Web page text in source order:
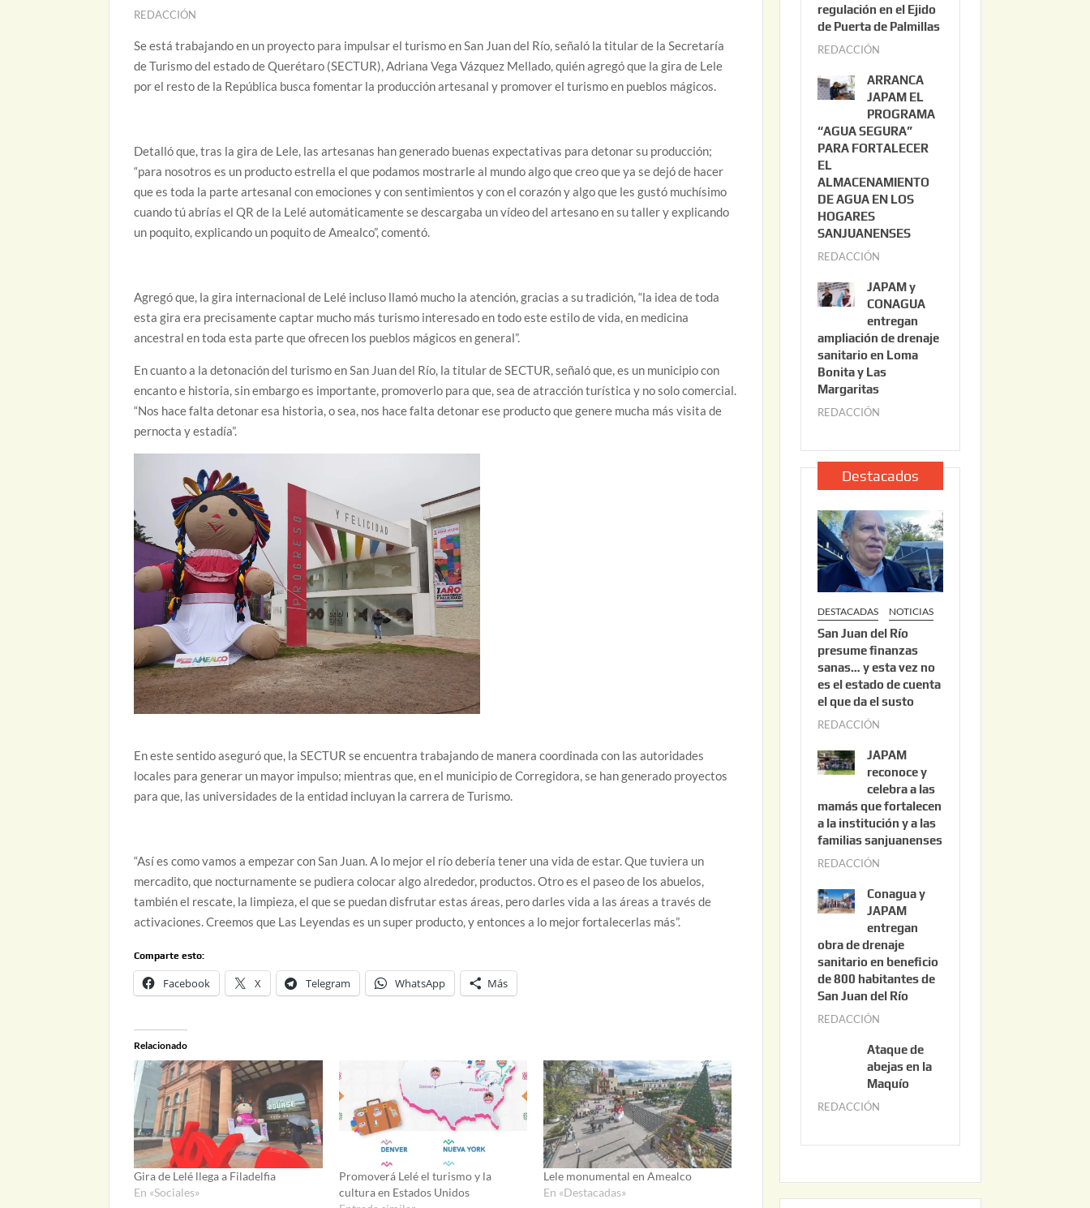
REDACCIÓN
Se está trabajando en un proyecto para impulsar el turismo en San Juan del Río, señaló la titular de la Secretaría
de Turismo del estado de Querétaro (SECTUR), Adriana Vega Vázquez Mellado, quién agregó que la gira de Lele
por el resto de la República busca fomentar la producción artesanal y promover el turismo en pueblos mágicos.
Detalló que, tras la gira de Lele, las artesanas han generado buenas expectativas para detonar su producción;
“para nosotros es un producto estrella el que podamos mostrarle al mundo algo que creo que ya se dejó de hacer
que es toda la parte artesanal con emociones y con sentimientos y con el corazón y algo que les gustó muchísimo
cuando tú abrías el QR de la Lelé automáticamente se descargaba un vídeo del artesano en su taller y explicando
un poquito, explicando un poquito de Amealco”, comentó.
Agregó que, la gira internacional de Lelé incluso llamó mucho la atención, gracias a su tradición, “la idea de toda
esta gira era precisamente captar mucho más turismo interesado en todo este estilo de vida, en medicina
ancestral en toda esta parte que ofrecen los pueblos mágicos en general”.
En cuanto a la detonación del turismo en San Juan del Río, la titular de SECTUR, señaló que, es un municipio con
encanto e historia, sin embargo es importante, promoverlo para que, sea de atracción turística y no solo comercial.
“Nos hace falta detonar esa historia, o sea, nos hace falta detonar ese producto que genere mucha más visita de
pernocta y estadía”.
En este sentido aseguró que, la SECTUR se encuentra trabajando de manera coordinada con las autoridades
locales para generar un mayor impulso; mientras que, en el municipio de Corregidora, se han generado proyectos
para que, las universidades de la entidad incluyan la carrera de Turismo.
“Así es como vamos a empezar con San Juan. A lo mejor el río debería tener una vida de estar. Que tuviera un
mercadito, que nocturnamente se pudiera colocar algo alrededor, productos. Otro es el paseo de los abuelos,
también el rescate, la limpieza, el que se puedan disfrutar estas áreas, pero darles vida a las áreas a través de
activaciones. Creemos que Las Leyendas es un super producto, y entonces a lo mejor fortalecerlas más”.
Comparte esto:
Facebook X Telegram WhatsApp Más
Relacionado
Gira de Lelé llega a Filadelfia
En «Sociales»
Promoverá Lelé el turismo y la
cultura en Estados Unidos
Lele monumental en Amealco
En «Destacadas»
o
3
2
0
2
6
regulación en el Ejido
de Puerta de Palmillas
REDACCIÓN
l
i
o
2
0
ARRANCA
JAPAM EL
PROGRAMA
“AGUA SEGURA”
PARA FORTALECER
EL
ALMACENAMIENTO
DE AGUA EN LOS
HOGARES
SANJUANENSES
REDACCIÓN
l
i
o
2
2
2
6
JAPAM y
CONAGUA
entregan
ampliación de drenaje
sanitario en Loma
Bonita y Las
Margaritas
REDACCIÓN
l
i
o
2
2
,
2
0
2
6
Destacados
DESTACADAS NOTICIAS
San Juan del Río
presume finanzas
sanas… y esta vez no
es el estado de cuenta
el que da el susto
REDACCIÓN
s
t
o
3
0
2
6
JAPAM
reconoce y
celebra a las
mamás que fortalecen
a la institución y a las
familias sanjuanenses
REDACCIÓN
n
i
o
3
0
0
2
6
Conagua y
JAPAM
entregan
obra de drenaje
sanitario en beneficio
de 800 habitantes de
San Juan del Río
REDACCIÓN
n
i
0
2
Ataque de
abejas en la
Maquío
REDACCIÓN
y